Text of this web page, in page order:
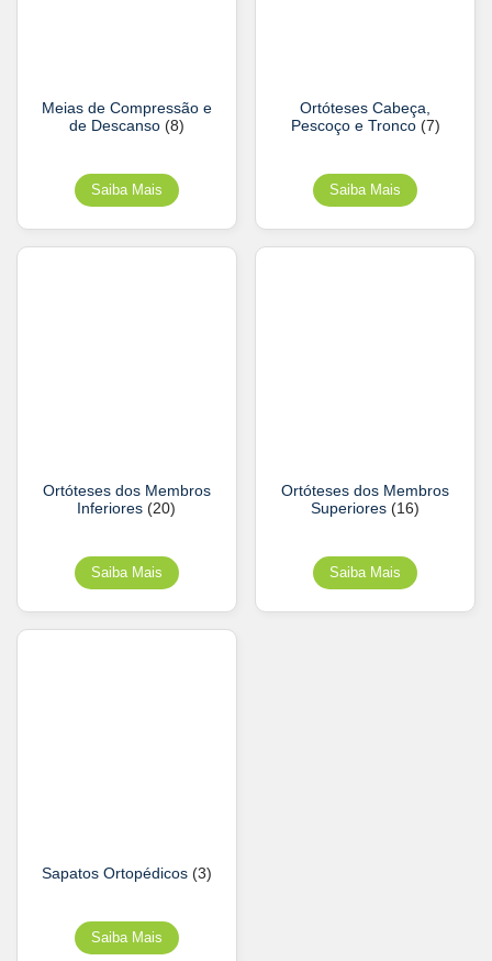
Meias de Compressão e
de Descanso (8)
Ortóteses Cabeça,
Pescoço e Tronco (7)
Ortóteses dos Membros
Inferiores (20)
Ortóteses dos Membros
Superiores (16)
Sapatos Ortopédicos (3)